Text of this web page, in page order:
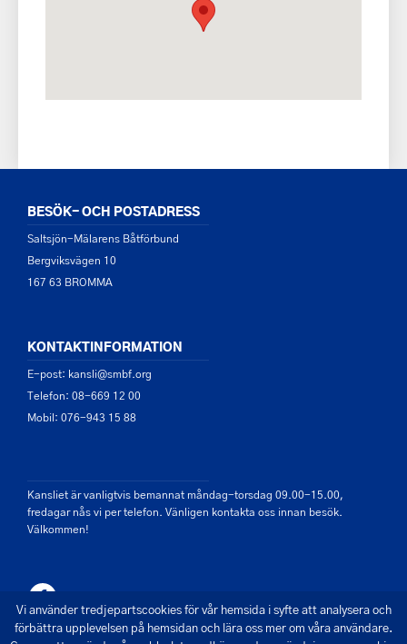
BESÖK- OCH POSTADRESS
Saltsjön-Mälarens Båtförbund
Bergviksvägen 10
167 63 BROMMA
KONTAKTINFORMATION
E-post: kansli@smbf.org
Telefon: 08-669 12 00
Mobil: 076-943 15 88
Kansliet är vanligtvis bemannat måndag-torsdag 09.00-15.00,
fredagar nås vi per telefon. Vänligen kontakta oss innan besök.
Välkommen!
Vi använder tredjepartscookies för vår hemsida i syfte att analysera och
förbättra upplevelsen på hemsidan och lära oss mer om våra användare.